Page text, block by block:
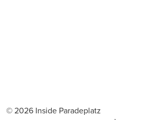
© 2026 Inside Paradeplatz